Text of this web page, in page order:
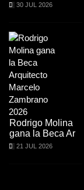
30 JUL 2026
Rodrigo Molina
gana la Beca Ar
21 JUL 2026